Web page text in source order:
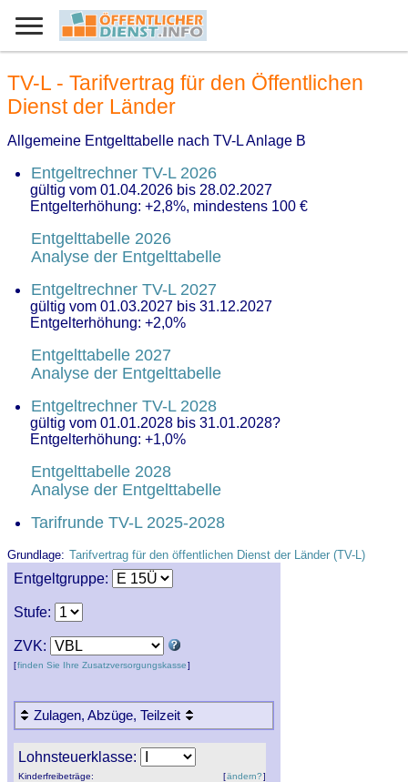
Entgeltgruppe:
Stufe:
ZVK:
[finden Sie Ihre Zusatzversorgungskasse]
Zulagen, Abzüge, Teilzeit
Lohnsteuerklasse:
Kinderfreibeträge: [ändern?]
TV-L - Tarifvertrag für den Öffentlichen
Dienst der Länder
Allgemeine Entgelttabelle nach TV-L Anlage B
Entgeltrechner TV-L 2026
gültig vom 01.04.2026 bis 28.02.2027
Entgelterhöhung: +2,8%, mindestens 100 €
Entgelttabelle 2026
Analyse der Entgelttabelle
Entgeltrechner TV-L 2027
gültig vom 01.03.2027 bis 31.12.2027
Entgelterhöhung: +2,0%
Entgelttabelle 2027
Analyse der Entgelttabelle
Entgeltrechner TV-L 2028
gültig vom 01.01.2028 bis 31.01.2028?
Entgelterhöhung: +1,0%
Entgelttabelle 2028
Analyse der Entgelttabelle
Tarifrunde TV-L 2025-2028
Grundlage: Tarifvertrag für den öffentlichen Dienst der Länder (TV-L)